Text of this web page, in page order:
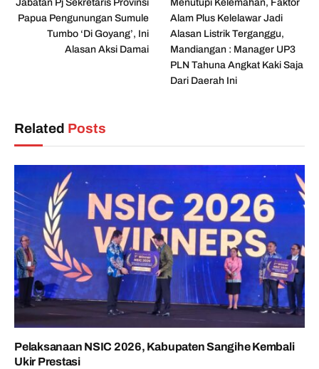
Jabatan Pj Sekretaris Provinsi
Papua Pengunungan Sumule
Tumbo ‘Di Goyang’, Ini
Alasan Aksi Damai
Menutupi Kelemahan, Faktor
Alam Plus Kelelawar Jadi
Alasan Listrik Terganggu,
Mandiangan : Manager UP3
PLN Tahuna Angkat Kaki Saja
Dari Daerah Ini
Related Posts
Pelaksanaan NSIC 2026, Kabupaten Sangihe Kembali
Ukir Prestasi